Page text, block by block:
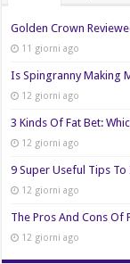
Golden Crown
11 giorni ago
Is Spingranny Making
12 giorni ago
3 Kinds Of Fat Bet:
12 giorni ago
9 Super Useful Tips
12 giorni ago
The Pros And Cons Of
12 giorni ago